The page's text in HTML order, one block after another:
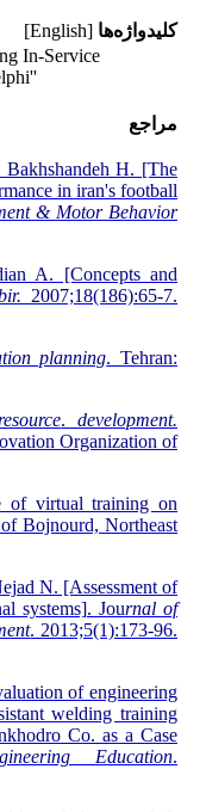
کلیدواژه‌ها [English]
In-Service
مراجع
H. [The
in iran's football
& Motor Behavior
A. [Concepts and
2007;18(186):65-7.
planning. Tehran:
.development.
Organization of
of virtual training on
Bojnourd, Northeast
N. [Assessment of
systems]. Journal of
. 2013;5(1):173-96.
of engineering
welding training
Co. as a Case
Education.